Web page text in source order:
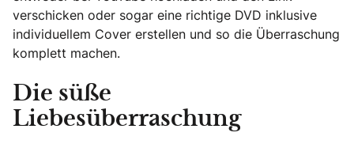
verschicken oder sogar eine richtige DVD inklusive
individuellem Cover erstellen und so die Überraschung
komplett machen.
Die süße
Liebesüberraschung